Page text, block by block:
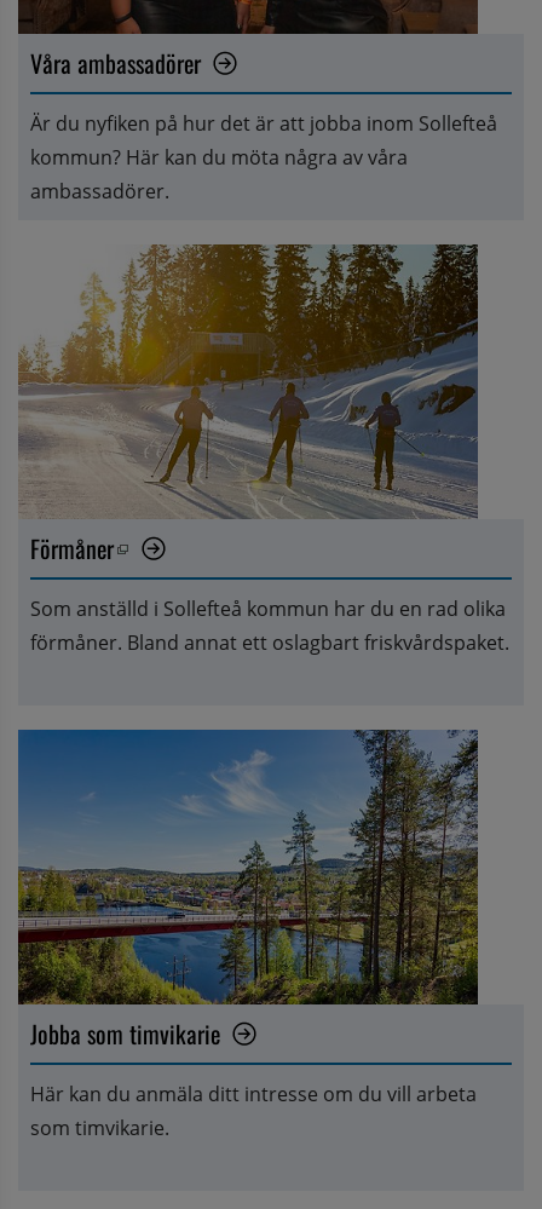
Våra ambassadörer
Är du nyfiken på hur det är att jobba inom Sollefteå
kommun? Här kan du möta några av våra
ambassadörer.
Förmåner
Öppnas i nytt fönster.
Som anställd i Sollefteå kommun har du en rad olika
Jobba som timvikarie
Här kan du anmäla ditt intresse om du vill arbeta
som timvikarie.